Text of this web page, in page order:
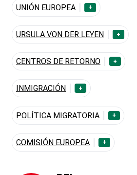
UNIÓN EUROPEA
+
URSULA VON DER LEYEN +
CENTROS DE RETORNO +
INMIGRACIÓN +
POLÍTICA MIGRATORIA +
COMISIÓN EUROPEA +